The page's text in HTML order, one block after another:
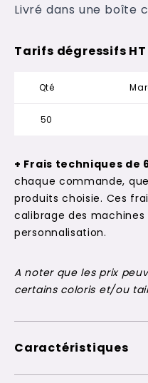
Livré dans une boîte
Tarifs dégressifs
Qté
50
+ Frais techniques de
chaque commande,
produits choisie. Ces
calibrage des
personnalisation.
A noter que les prix
certains coloris et/ou
Caractéristiques